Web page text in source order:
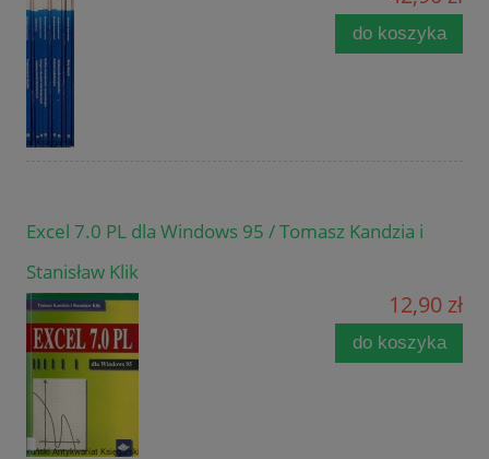
do koszyka
Excel 7.0 PL dla Windows 95 / Tomasz Kandzia i
Stanisław Klik
12,90 zł
do koszyka